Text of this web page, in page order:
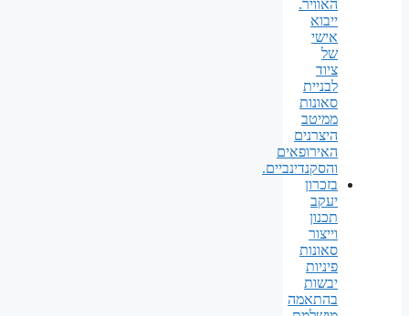
האוויר.
ייבוא
אישי
של
ציוד
לבניית
סאונות
ממיטב
היצרנים
האירופאים
והסקנדינביים.
בזכרון
יעקב
תכנון
וייצור
סאונות
פיניות
יבשות
בהתאמה